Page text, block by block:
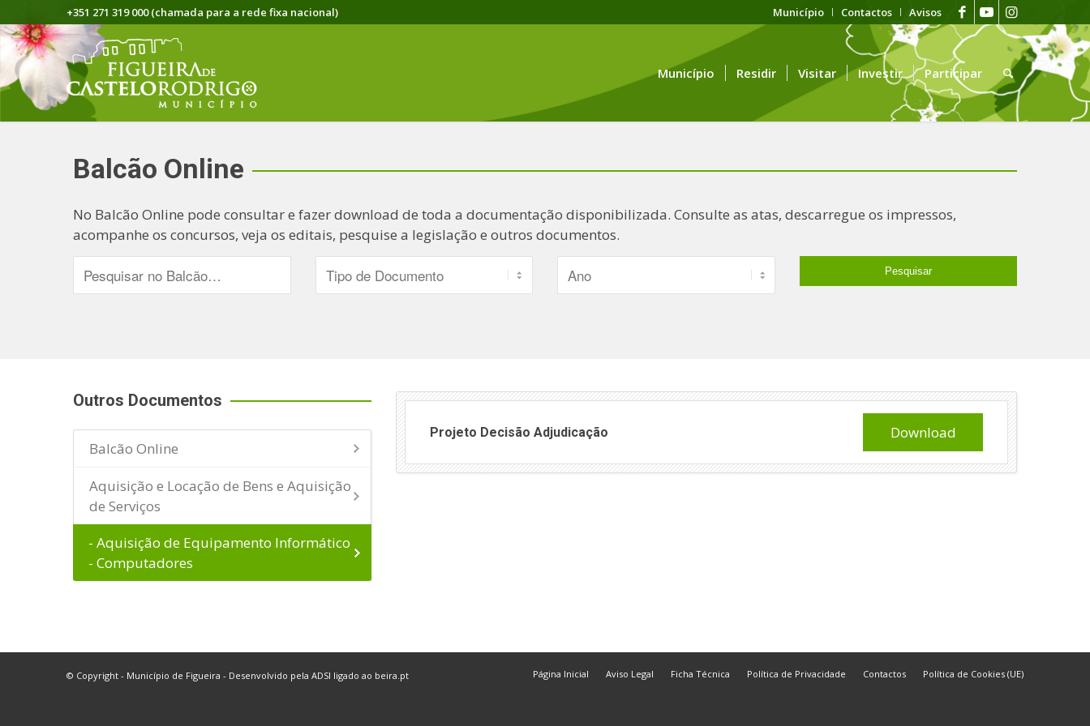
Município Contactos Avisos
+351 271 319 000 (chamada para a rede fixa nacional)
Município Residir Visitar Investir Participar
Balcão Online
No Balcão Online pode consultar e fazer download de toda a documentação disponibilizada. Consulte as atas, descarregue os impressos,
acompanhe os concursos, veja os editais, pesquise a legislação e outros documentos.
Outros Documentos
Balcão Online
Aquisição e Locação de Bens e Aquisição
de Serviços
- Aquisição de Equipamento Informático
- Computadores
Projeto Decisão Adjudicação Download
© Copyright - Município de Figueira - Desenvolvido pela ADSI ligado ao beira.pt Página Inicial Aviso Legal Ficha Técnica Política de Privacidade Contactos Política de Cookies (UE)